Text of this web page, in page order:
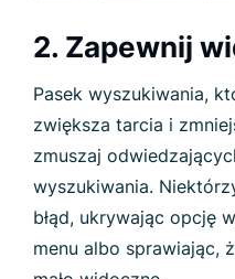
2. Zapewnij
Pasek wyszukiwania,
zwiększa tarcia i
zmuszaj
wyszukiwania.
błąd, ukrywając opcję
menu albo sprawiając,